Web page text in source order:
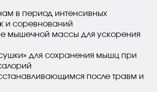
в период интенсивных
и соревнований
мышечной массы для ускорения
для сохранения мышц при
после травм и